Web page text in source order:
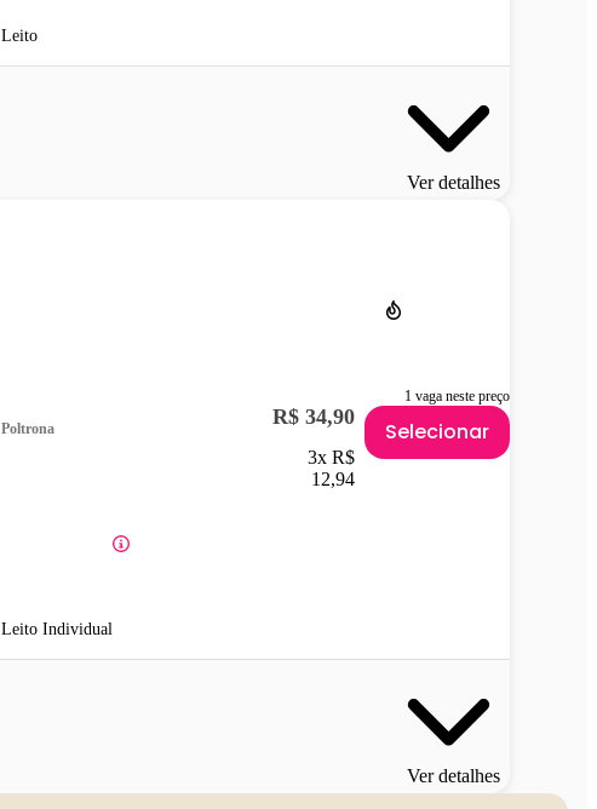
Leito
Ver detalhes
1 vaga neste preço
Poltrona
Leito Individual
R$ 34,90
3x R$
12,94
Selecionar
Ver detalhes